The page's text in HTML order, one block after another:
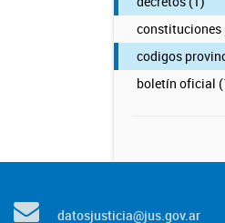
constituciones
codigos
boletín oficial
datosjusticia@jus.gov.ar